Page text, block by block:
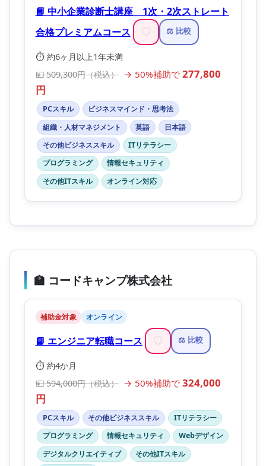
📘 中小企業診断士講座 1次・2次ストレート
合格プレミアムコース
♡ ⚖️ 比較
⏱️ 約6ヶ月以上1年未満
💴 509,300円（税込） → 50%補助で 277,800
円
PCスキル
ビジネスマインド・思考法
組織・人材マネジメント
英語
日本語
その他ビジネススキル
ITリテラシー
プログラミング
情報セキュリティ
その他ITスキル
オンライン対応
🏫 コードキャンプ株式会社
補助金対象 オンライン
📘 エンジニア転職コース ♡ ⚖️ 比較
⏱️ 約4か月
💴 594,000円（税込） → 50%補助で 324,000
円
PCスキル その他ビジネススキル
ITリテラシー
プログラミング
情報セキュリティ
Webデザイン
デジタルクリエイティブ
その他ITスキル